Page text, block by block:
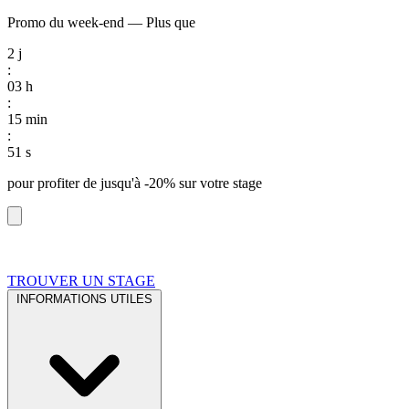
Promo du week-end — Plus que
2 j
:
03 h
:
15 min
:
50 s
pour profiter de jusqu'à -20% sur votre stage
TROUVER UN STAGE
INFORMATIONS UTILES